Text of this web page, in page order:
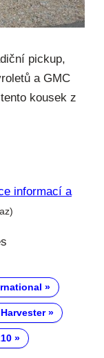
pickup,
a GMC
kousek z
informací a